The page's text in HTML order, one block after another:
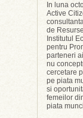
In luna
Active
de
Institutul
pentru
parteneri
nu
cercetare
pe piata
si
femeilor
piata